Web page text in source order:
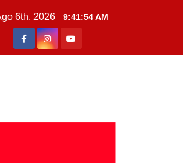
6th, 2026 9:41:55 AM